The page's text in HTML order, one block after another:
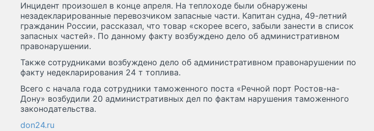
Инцидент произошел в конце апреля. На теплоходе были обнаружены
незадекларированные перевозчиком запасные части. Капитан судна, 49-летний
гражданин России, рассказал, что товар «скорее всего, забыли занести в список
запасных частей». По данному факту возбуждено дело об административном
правонарушении.
Также сотрудниками возбуждено дело об административном правонарушении по
факту недекларирования 24 т топлива.
Всего с начала года сотрудники таможенного поста «Речной порт Ростов-на-
Дону» возбудили 20 административных дел по фактам нарушения таможенного
законодательства.
don24.ru